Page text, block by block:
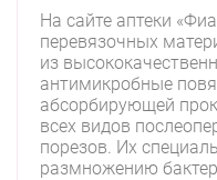
На сайте аптеки
перевязочных
из
антимикробные
абсорбирующей
всех видов
порезов. Их
размножению